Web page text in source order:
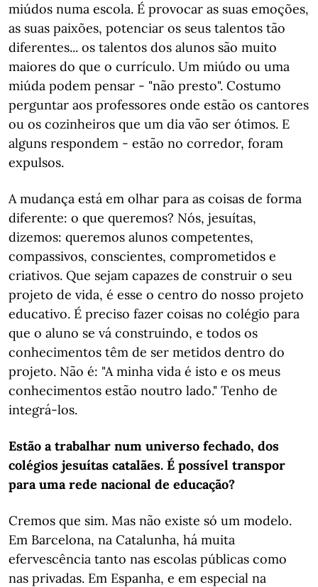
miúdos numa escola. É provocar as suas emoções,
as suas paixões, potenciar os seus talentos tão
diferentes... os talentos dos alunos são muito
maiores do que o currículo. Um miúdo ou uma
miúda podem pensar - "não presto". Costumo
perguntar aos professores onde estão os cantores
ou os cozinheiros que um dia vão ser ótimos. E
alguns respondem - estão no corredor, foram
expulsos.
A mudança está em olhar para as coisas de forma
diferente: o que queremos? Nós, jesuítas,
dizemos: queremos alunos competentes,
compassivos, conscientes, comprometidos e
criativos. Que sejam capazes de construir o seu
projeto de vida, é esse o centro do nosso projeto
educativo. É preciso fazer coisas no colégio para
que o aluno se vá construindo, e todos os
conhecimentos têm de ser metidos dentro do
projeto. Não é: "A minha vida é isto e os meus
conhecimentos estão noutro lado." Tenho de
integrá-los.
Estão a trabalhar num universo fechado, dos
colégios jesuítas catalães. É possível transpor
para uma rede nacional de educação?
Cremos que sim. Mas não existe só um modelo.
Em Barcelona, na Catalunha, há muita
efervescência tanto nas escolas públicas como
nas privadas. Em Espanha, e em especial na